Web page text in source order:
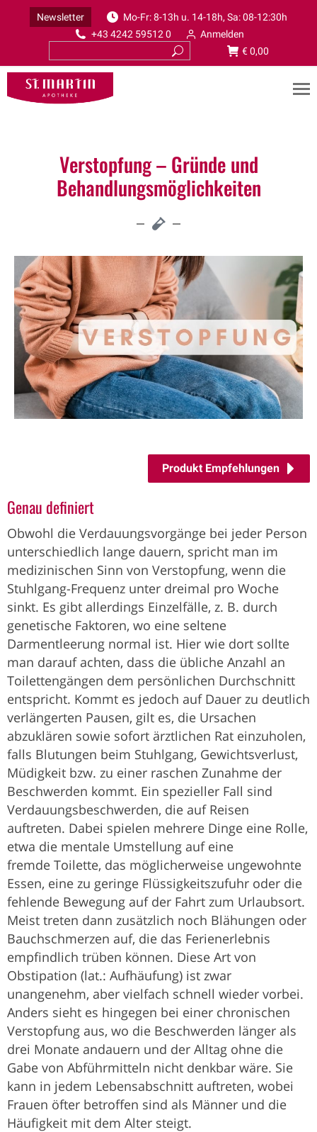
Newsletter
Mo-Fr: 8-13h u. 14-18h, Sa: 08-12:30h
+43 4242 59512 0
Anmelden
€0,00
Verstopfung – Gründe und
Behandlungsmöglichkeiten
Produkt Empfehlungen
Genau definiert
Obwohl die Verdauungsvorgänge bei jeder Person
unterschiedlich lange dauern, spricht man im
medizinischen Sinn von Verstopfung, wenn die
Stuhlgang-Frequenz unter dreimal pro Woche
sinkt. Es gibt allerdings Einzelfälle, z. B. durch
genetische Faktoren, wo eine seltene
Darmentleerung normal ist. Hier wie dort sollte
man darauf achten, dass die übliche Anzahl an
Toilettengängen dem persönlichen Durchschnitt
entspricht. Kommt es jedoch auf Dauer zu deutlich
verlängerten Pausen, gilt es, die Ursachen
abzuklären sowie sofort ärztlichen Rat einzuholen,
falls Blutungen beim Stuhlgang, Gewichtsverlust,
Müdigkeit bzw. zu einer raschen Zunahme der
Beschwerden kommt. Ein spezieller Fall sind
Verdauungsbeschwerden, die auf Reisen
auftreten. Dabei spielen mehrere Dinge eine Rolle,
etwa die mentale Umstellung auf eine
fremde Toilette, das möglicherweise ungewohnte
Essen, eine zu geringe Flüssigkeitszufuhr oder die
fehlende Bewegung auf der Fahrt zum Urlaubsort.
Meist treten dann zusätzlich noch Blähungen oder
Bauchschmerzen auf, die das Ferienerlebnis
empfindlich trüben können. Diese Art von
Obstipation (lat.: Aufhäufung) ist zwar
unangenehm, aber vielfach schnell wieder vorbei.
Anders sieht es hingegen bei einer chronischen
Verstopfung aus, wo die Beschwerden länger als
drei Monate andauern und der Alltag ohne die
Gabe von Abführmitteln nicht denkbar wäre. Sie
kann in jedem Lebensabschnitt auftreten, wobei
Frauen öfter betroffen sind als Männer und die
Häufigkeit mit dem Alter steigt.